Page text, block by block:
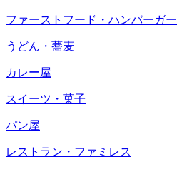
ファーストフード・ハンバーガー
うどん・蕎麦
カレー屋
スイーツ・菓子
パン屋
レストラン・ファミレス